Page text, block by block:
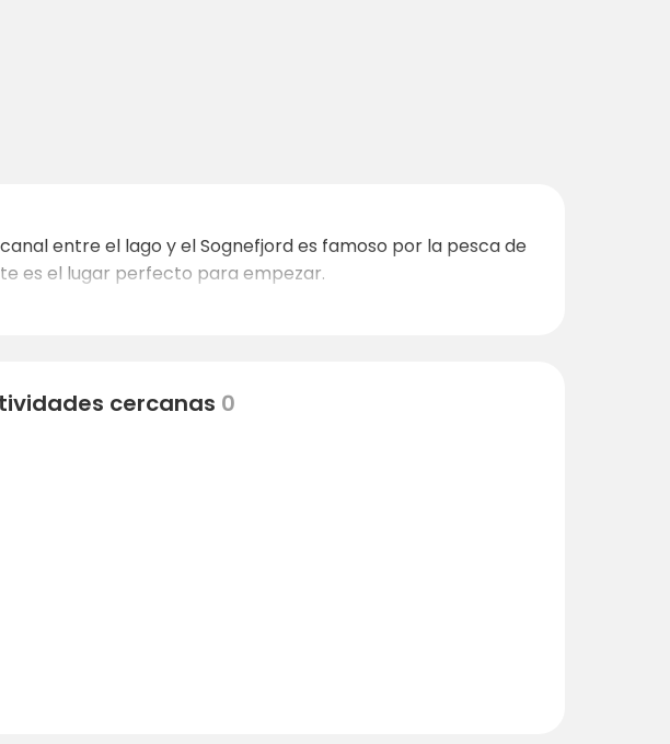
entre el lago y el Sognefjord es famoso por la pesca de
es el lugar perfecto para empezar.
cercanas 0